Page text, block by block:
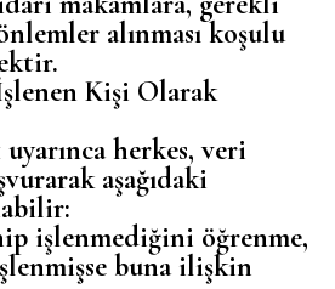
alınması koşulu
Kişi Olarak
herkes, veri
aşağıdaki
işlenmediğini öğrenme,
buna ilişkin